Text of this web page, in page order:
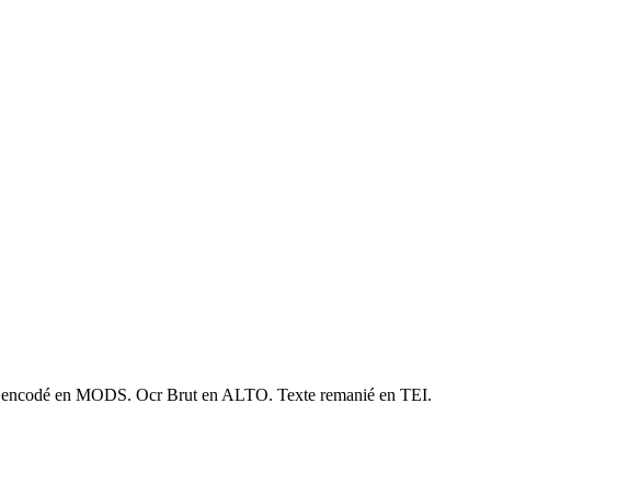
en MODS. Ocr Brut en ALTO. Texte remanié en TEI.